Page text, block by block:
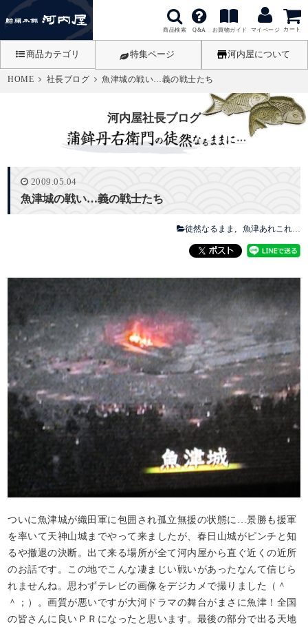
商品検索 Q&A お買物ガイド マイページ カート
商品カテゴリ 特集ページ 河内屋について
HOME 社長ブログ 魚津城の戦い…義の戦士たち
河内屋社長ブログ
2009.05.04
魚津城の戦い…義の戦士たち
徒然なるまま 魚津あれこれ…
ついに魚津城が織田軍に包囲され孤立無援の状態に…景勝も援軍
を率いて天神山城までやって来ましたが、春日山城がピンチと知
るや撤退の決断。出て来る場所が全て河内屋から直ぐ近くの近所
のお話です。この地でこんな凄まじい戦いがあったなんて信じら
れませんね。思わずテレビの画像をデジカメで撮りました（＾
＾；）。画質が悪いですが大河ドラマの舞台がまさに魚津！全国
の皆さんに良いＰＲになったと思います。最後の部分で出る天地